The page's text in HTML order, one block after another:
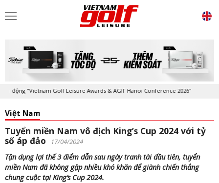
"Vietnam Golf Leisure Awards & AGIF Hanoi Conference 2026"
Việt Nam
Tuyển miền Nam vô địch King’s Cup 2024 với tỷ
số áp đảo
17/04/2024
Tận dụng lợi thế 3 điểm dẫn sau ngày tranh tài đầu tiên, tuyển
miền Nam đã không gặp nhiều khó khăn để giành chiến thắng
chung cuộc tại King’s Cup 2024.